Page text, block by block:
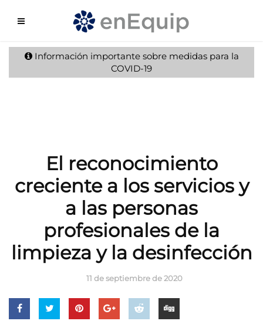
Información importante sobre medidas para la
COVID-19
El reconocimiento
creciente a los servicios y
a las personas
profesionales de la
limpieza y la desinfección
11 de septiembre de 2020